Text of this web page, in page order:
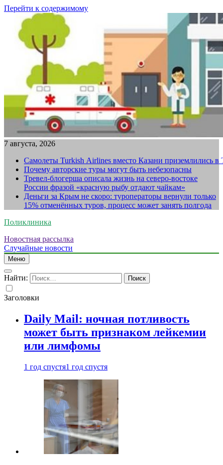
Перейти к содержимому
7 августа, 2026
Самолеты Turkish Airlines вместо Казани приземлились в
Почему авторские туры могут быть небезопасны
Тревел-блогерша описала жизнь на северо-востоке
России фразой «красную рыбу отдают чайкам»
Деньги за Крым не скоро: туроператоры вернули только
15% отменённых туров, процесс может занять полгода
Поликлиника
Новостная рассылка
Случайные новости
Меню
Найти:
Заголовки
Daily Mail: ночная потливость
может быть признаком лейкемии
или лимфомы
1 год спустя1 год спустя